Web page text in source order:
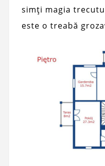
simți magia
este o treabă